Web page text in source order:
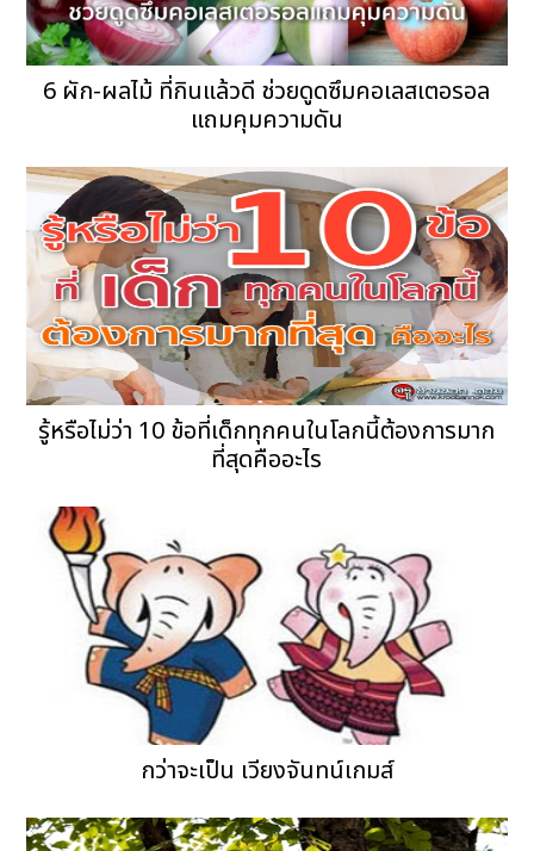
6 ผัก-ผลไม้ ที่กินแล้วดี ช่วยดูดซึมคอเลสเตอรอล
แถมคุมความดัน
รู้หรือไม่ว่า 10 ข้อที่เด็กทุกคนในโลกนี้ต้องการมาก
ที่สุดคืออะไร
กว่าจะเป็น เวียงจันทน์เกมส์